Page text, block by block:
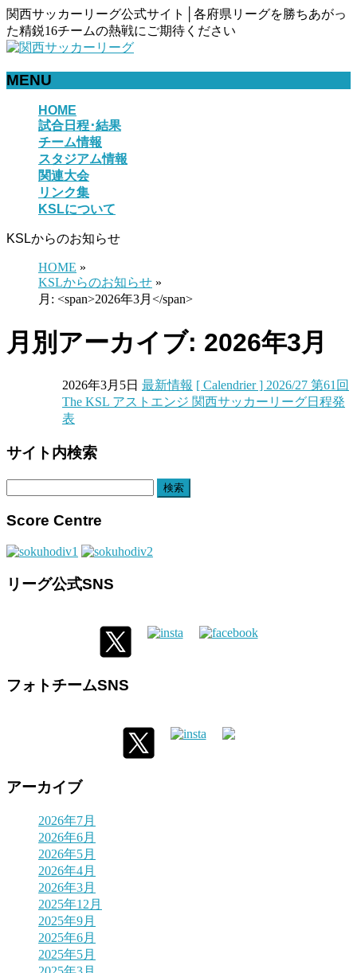
関西サッカーリーグ公式サイト│各府県リーグを勝ちあがっ
た精鋭16チームの熱戦にご期待ください
MENU
HOME
試合日程･結果
チーム情報
スタジアム情報
関連大会
リンク集
KSLについて
KSLからのお知らせ
HOME »
KSLからのお知らせ »
月: <span>2026年3月</span>
月別アーカイブ: 2026年3月
2026年3月5日 最新情報 [ Calendrier ] 2026/27 第61回
The KSL アストエンジ 関西サッカーリーグ日程発
表
サイト内検索
Score Centre
リーグ公式SNS
フォトチームSNS
アーカイブ
2026年7月
2026年6月
2026年5月
2026年4月
2026年3月
2025年12月
2025年9月
2025年6月
2025年5月